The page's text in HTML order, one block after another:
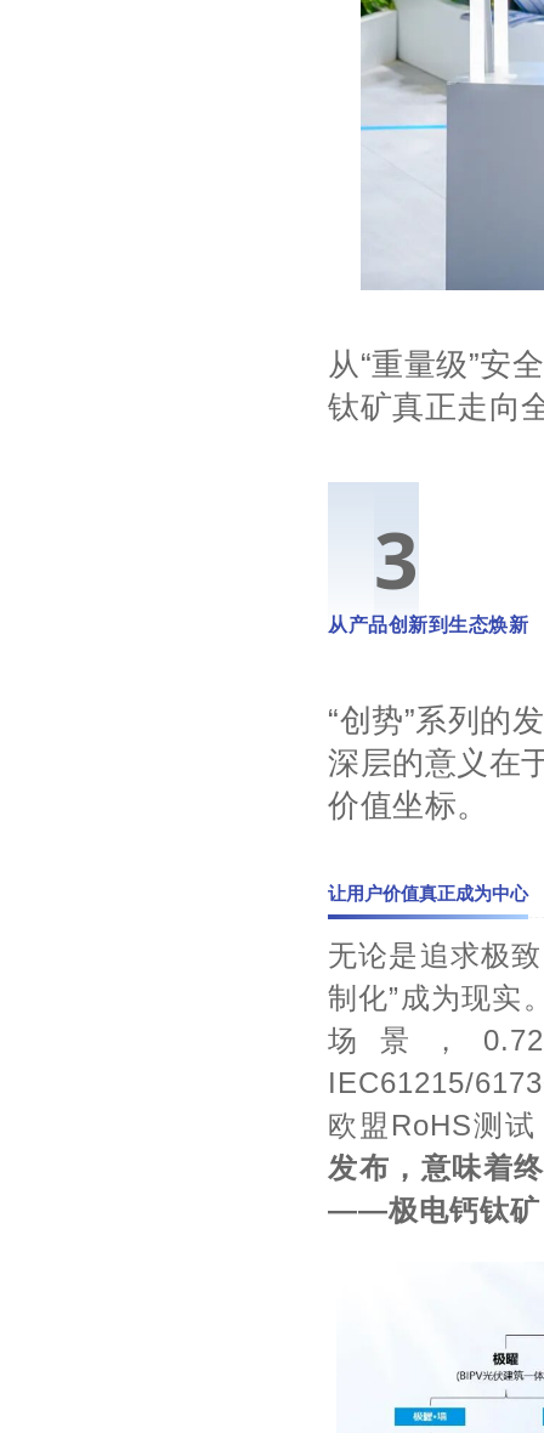
从“重量级”安
钛矿真正走向
3
从产品创新到生态焕新
“创势”系列的
深层的意义在
价值坐标。
让用户价值真正成为中心
无论是追求极
制化”成为现实
场景，
IEC61215/
欧盟 RoHS测试
发布，意味着
——极电钙钛矿